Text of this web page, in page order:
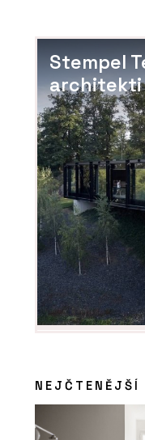
Stempel
architekti
NEJČTENĚJŠÍ